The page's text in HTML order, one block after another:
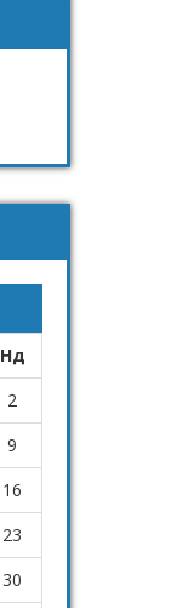
Нд
2
9
16
23
30